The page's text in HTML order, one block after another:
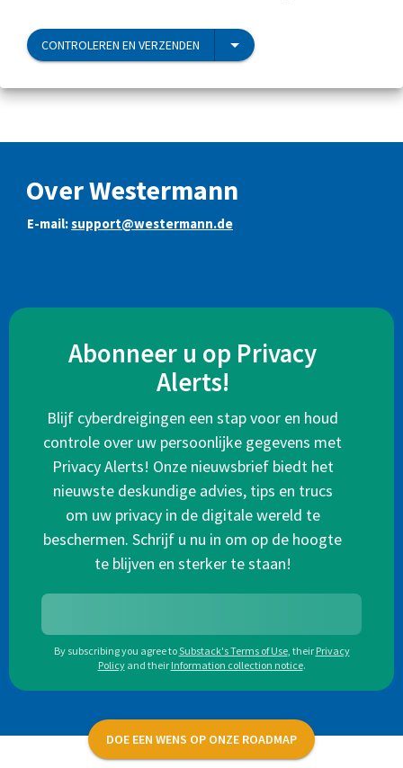
CONTROLEREN EN VERZENDEN
Over Westermann
E-mail:support@westermann.de
Abonneer u op Privacy
Alerts!
Blijf cyberdreigingen een stap voor en houd
controle over uw persoonlijke gegevens met
Privacy Alerts! Onze nieuwsbrief biedt het
nieuwste deskundige advies, tips en trucs
om uw privacy in de digitale wereld te
beschermen. Schrijf u nu in om op de hoogte
te blijven en sterker te staan!
By subscribing you agree toSubstack's Terms of Use, their Privacy
Policy and their Information collection notice.
DOE EEN WENS OP ONZE ROADMAP